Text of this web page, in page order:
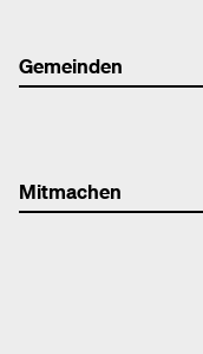
Gemeinden
Mitmachen